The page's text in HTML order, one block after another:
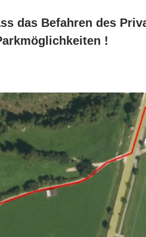
das Befahren des
!